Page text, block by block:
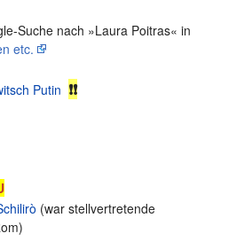
Suche nach »Laura Poitras« in
etc.
Putin ❗❗
(war stellvertretende